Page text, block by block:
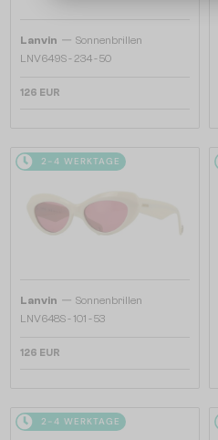
Lanvin — Sonnenbrillen
LNV649S - 234 - 50
126 EUR
2-4 WERKTAGE
Lanvin — Sonnenbrillen
LNV648S - 101 - 53
126 EUR
2-4 WERKTAGE